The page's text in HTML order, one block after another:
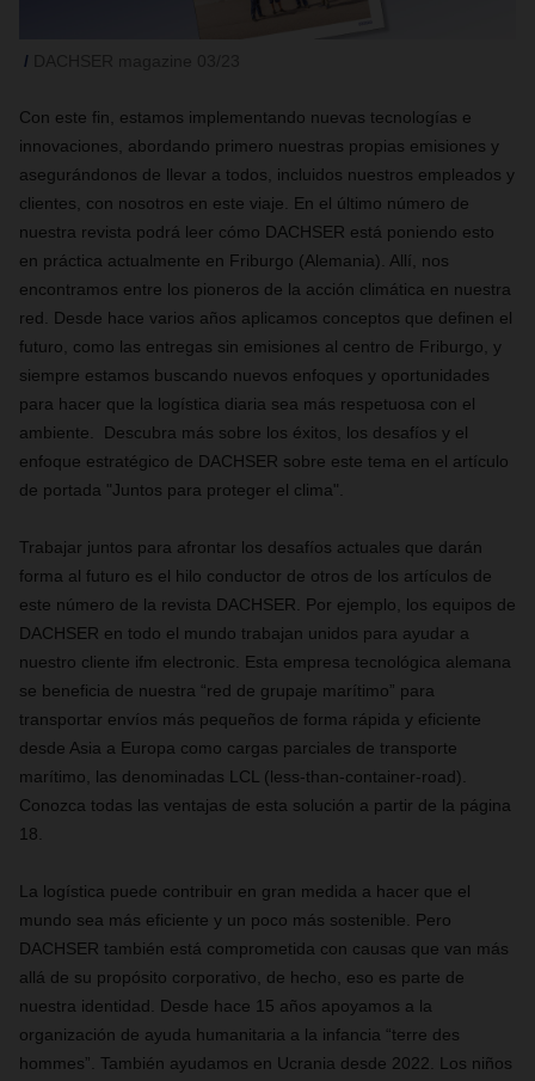
Con este fin, estamos implementando nuevas tecnologías e
innovaciones, abordando primero nuestras propias emisiones y
asegurándonos de llevar a todos, incluidos nuestros empleados y
clientes, con nosotros en este viaje. En el último número de
nuestra revista podrá leer cómo DACHSER está poniendo esto
en práctica actualmente en Friburgo (Alemania). Allí, nos
encontramos entre los pioneros de la acción climática en nuestra
red. Desde hace varios años aplicamos conceptos que definen el
futuro, como las entregas sin emisiones al centro de Friburgo, y
siempre estamos buscando nuevos enfoques y oportunidades
para hacer que la logística diaria sea más respetuosa con el
ambiente. Descubra más sobre los éxitos, los desafíos y el
enfoque estratégico de DACHSER sobre este tema en el artículo
de portada "Juntos para proteger el clima".
Trabajar juntos para afrontar los desafíos actuales que darán
forma al futuro es el hilo conductor de otros de los artículos de
este número de la revista DACHSER. Por ejemplo, los equipos de
DACHSER en todo el mundo trabajan unidos para ayudar a
nuestro cliente ifm electronic. Esta empresa tecnológica alemana
se beneficia de nuestra “red de grupaje marítimo” para
transportar envíos más pequeños de forma rápida y eficiente
desde Asia a Europa como cargas parciales de transporte
marítimo, las denominadas LCL (less-than-container-road).
Conozca todas las ventajas de esta solución a partir de la página
18.
La logística puede contribuir en gran medida a hacer que el
mundo sea más eficiente y un poco más sostenible. Pero
DACHSER también está comprometida con causas que van más
allá de su propósito corporativo, de hecho, eso es parte de
nuestra identidad. Desde hace 15 años apoyamos a la
organización de ayuda humanitaria a la infancia “terre des
hommes”. También ayudamos en Ucrania desde 2022. Los niños